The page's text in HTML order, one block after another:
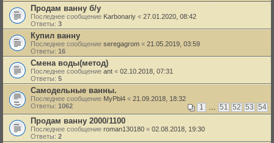
Продам ванну б/у
Последнее сообщение Karbonariy « 27.01.2020, 08:42
Ответы: 3
Купил ванну
Последнее сообщение seregagrom « 21.05.2019, 03:59
Ответы: 16
Смена воды(метод)
Последнее сообщение ant « 02.10.2018, 07:31
Ответы: 5
Самодельные ванны.
Последнее сообщение MyPbl4 « 21.09.2018, 18:32
Ответы: 1062 1 … 51 52 53 54
Продам ванну 2000/1100
Последнее сообщение roman130180 « 02.08.2018, 19:30
Ответы: 2